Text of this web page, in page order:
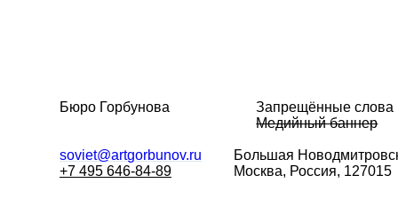
Бюро Горбунова
Запрещённые слова
Медийный баннер
soviet@artgorbunov.ru
+7 495 646-84-89
Большая
Москва, Россия, 127015